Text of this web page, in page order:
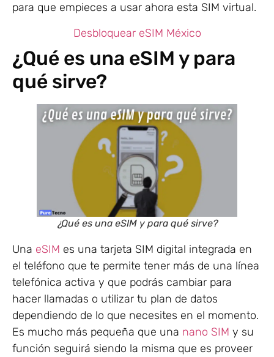
para que empieces a usar ahora esta SIM virtual.
Desbloquear eSIM México
¿Qué es una eSIM y para
qué sirve?
¿Qué es una eSIM y para qué sirve?
Una eSIM es una tarjeta SIM digital integrada en
el teléfono que te permite tener más de una línea
telefónica activa y que podrás cambiar para
hacer llamadas o utilizar tu plan de datos
dependiendo de lo que necesites en el momento.
Es mucho más pequeña que una nano SIM y su
función seguirá siendo la misma que es proveer